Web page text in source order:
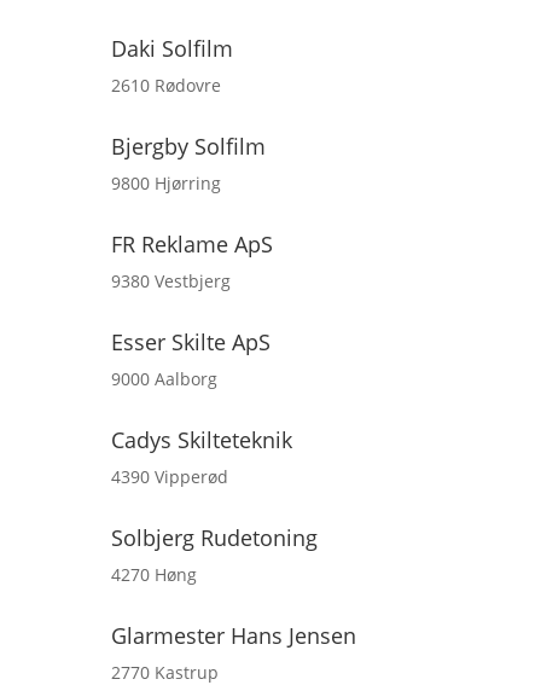
Daki Solfilm
2610 Rødovre
Bjergby Solfilm
9800 Hjørring
FR Reklame ApS
9380 Vestbjerg
Esser Skilte ApS
9000 Aalborg
Cadys Skilteteknik
4390 Vipperød
Solbjerg Rudetoning
4270 Høng
Glarmester Hans Jensen
2770 Kastrup